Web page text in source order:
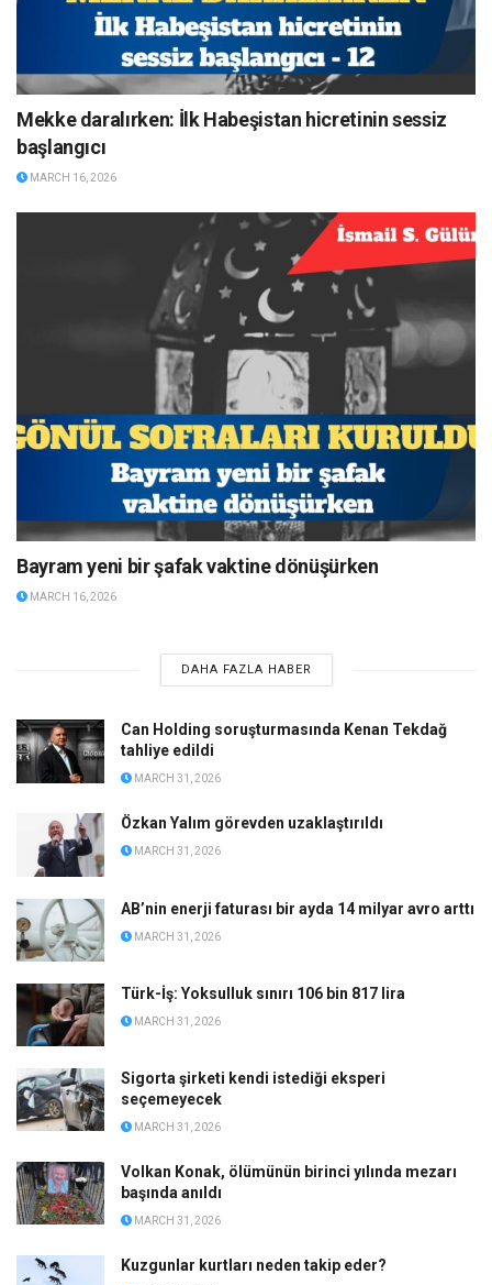
Mekke daralırken: İlk Habeşistan hicretinin sessiz
başlangıcı
MARCH 16, 2026
Bayram yeni bir şafak vaktine dönüşürken
MARCH 16, 2026
DAHA FAZLA HABER
Can Holding soruşturmasında Kenan Tekdağ
tahliye edildi
MARCH 31, 2026
Özkan Yalım görevden uzaklaştırıldı
MARCH 31, 2026
AB’nin enerji faturası bir ayda 14 milyar avro arttı
MARCH 31, 2026
Türk-İş: Yoksulluk sınırı 106 bin 817 lira
MARCH 31, 2026
Sigorta şirketi kendi istediği eksperi
seçemeyecek
MARCH 31, 2026
Volkan Konak, ölümünün birinci yılında mezarı
başında anıldı
MARCH 31, 2026
Kuzgunlar kurtları neden takip eder?